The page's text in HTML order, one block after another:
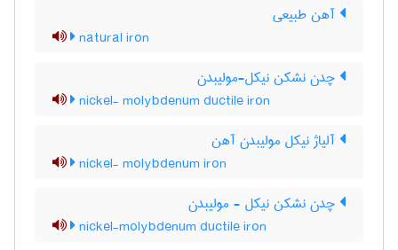
آهن طبیعی
natural iron
چدن نشکن نیکل-مولیبدن
nickel- molybdenum ductile iron
آلیاژ نیکل مولیبدن آهن
nickel- molybdenum iron
چدن نشکن نیکل - مولیبدن
nickel-molybdenum ductile iron